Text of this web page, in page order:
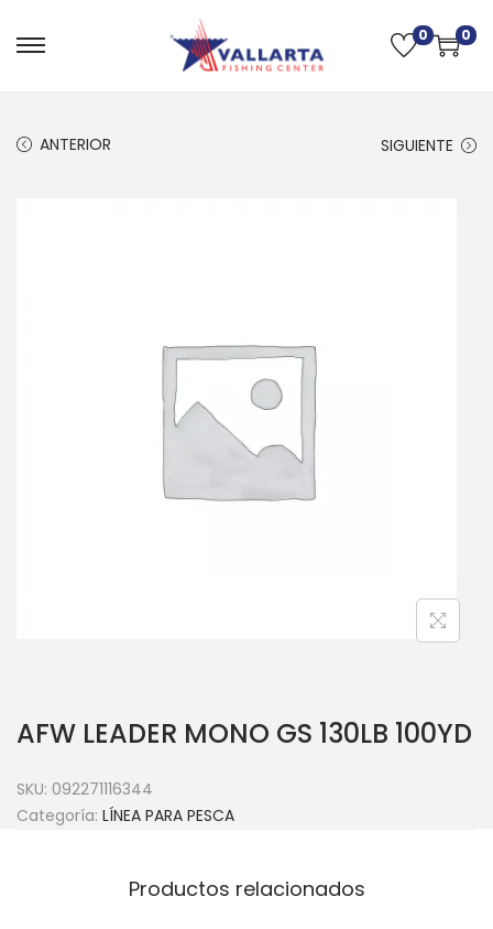
0 0
ANTERIOR SIGUIENTE
AFW LEADER MONO GS 130LB 100YD
SKU: 092271116344
Categoría: LÍNEA PARA PESCA
Productos relacionados